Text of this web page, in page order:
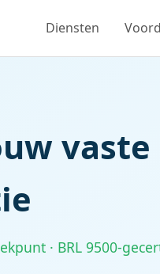
Diensten
· BRL 9500-